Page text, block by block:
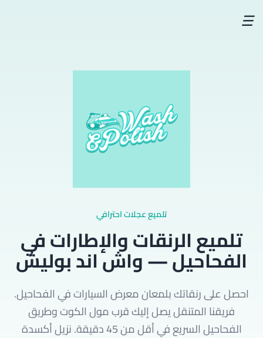
☰
تلميع عجلات احترافي
تلميع الرنقات والإطارات في
الفحاحيل — واش اند بوليش
احصل على رنقاتك بلمعان معرض السيارات في الفحاحيل.
فريقنا المتنقل يصل إليك قرب مول الكوت وطريق
الفحاحيل السريع في أقل من 45 دقيقة. نزيل أكسدة